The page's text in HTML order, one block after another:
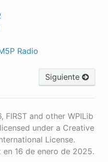
Radio
Siguiente
and other WPILib
under a Creative
License.
16 de enero de 2025.